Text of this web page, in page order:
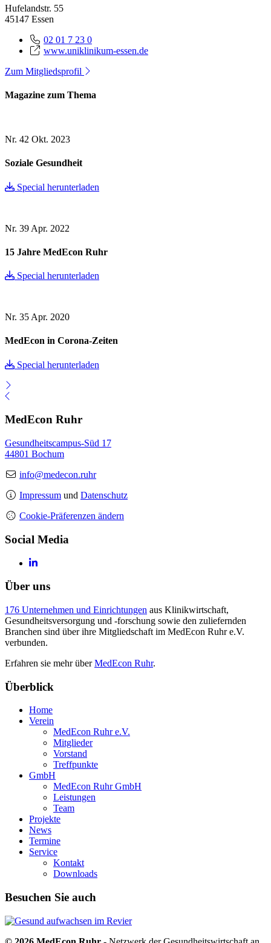
Hufelandstr. 55
45147 Essen
02 01 7 23 0
www.uniklinikum-essen.de
Zum Mitgliedsprofil
Magazine zum Thema
Nr. 42 Okt. 2023
Soziale Gesundheit
Special herunterladen
Nr. 39 Apr. 2022
15 Jahre MedEcon Ruhr
Special herunterladen
Nr. 35 Apr. 2020
MedEcon in Corona-Zeiten
Special herunterladen
MedEcon Ruhr
Gesundheitscampus-Süd 17
44801 Bochum
info@medecon.ruhr
Impressum und Datenschutz
Cookie-Präferenzen ändern
Social Media
Über uns
176 Unternehmen und Einrichtungen aus Klinikwirtschaft,
Gesundheitsversorgung und -forschung sowie den zuliefernden
Branchen sind über ihre Mitgliedschaft im MedEcon Ruhr e.V.
verbunden.
Erfahren sie mehr überMedEcon Ruhr.
Überblick
Home
Verein
MedEcon Ruhr e.V.
Mitglieder
Vorstand
Treffpunkte
GmbH
MedEcon Ruhr GmbH
Leistungen
Team
Projekte
News
Termine
Service
Kontakt
Downloads
Besuchen Sie auch